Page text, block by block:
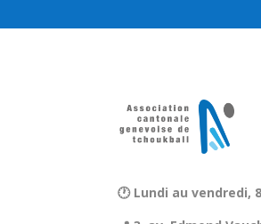
🕐 Lundi au vendredi,